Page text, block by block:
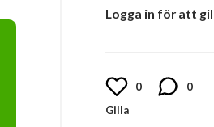
Logga in för att
0 0